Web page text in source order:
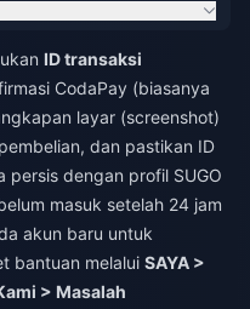
ID transaksi
CodaPay (biasanya
layar (screenshot)
dan pastikan ID
persis dengan profil SUGO
masuk setelah 24 jam
akun baru untuk
bantuan melalui SAYA >
> Masalah